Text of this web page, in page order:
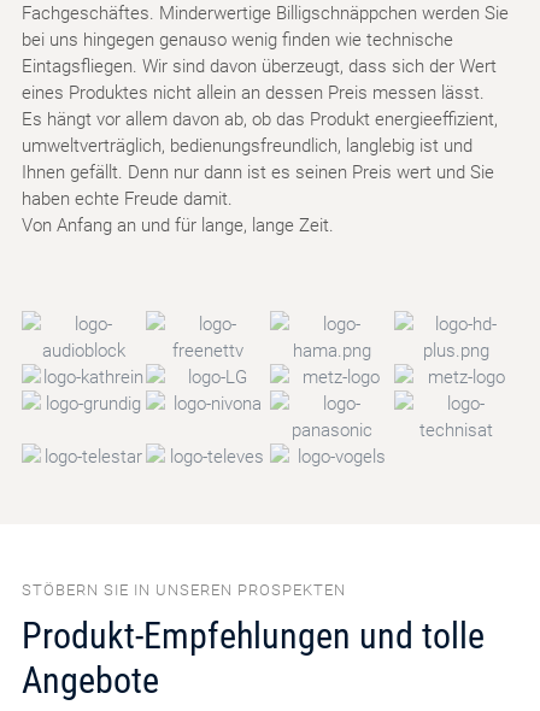
Fachgeschäftes. Minderwertige Billigschnäppchen werden Sie
bei uns hingegen genauso wenig finden wie technische
Eintagsfliegen. Wir sind davon überzeugt, dass sich der Wert
eines Produktes nicht allein an dessen Preis messen lässt.
Es hängt vor allem davon ab, ob das Produkt energieeffizient,
umweltverträglich, bedienungsfreundlich, langlebig ist und
Ihnen gefällt. Denn nur dann ist es seinen Preis wert und Sie
haben echte Freude damit.
Von Anfang an und für lange, lange Zeit.
STÖBERN SIE IN UNSEREN PROSPEKTEN
Produkt-Empfehlungen und tolle
Angebote